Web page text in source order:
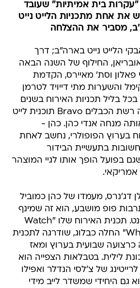
בית אמיתיות" שעובד
את אחת מתכניות הלייט נייט
מסביר את ההצלחה
הלייט נייט בארה"ב; דרך
אובריאן, החילוף של השנה הבאה
פאלון וסת' מאיירס, הקדמת
והשערות מתי דייויד לטרמן
בליל תכניות האירוח בשנים
האחרונות, העלתה רשת הכבלים Bravo תוכנית לייט
מנחה אנדי כהן. כהן -
בערוץ הפופולרי, נחשב לאחת
בתעשיית הבידור
בפועל הופך אותו לגיי המוצהר
אמריקאי.
דג'נרס, מעמדו של כהן כמוביל
פופ מושבע, הוא זה שמינף
אותו במעבר לפרונט. תכנית האירוח שלו "Watch
What Happen Live" החלה כבלוג, שודרגה לתכנית
כרצועה שבועית בערוץ ומאז
לילית. בטבלאות הצפייה הוא
של צ'לסי הנדלר ואפילו
גם היחידי שמשדר לייב מידי